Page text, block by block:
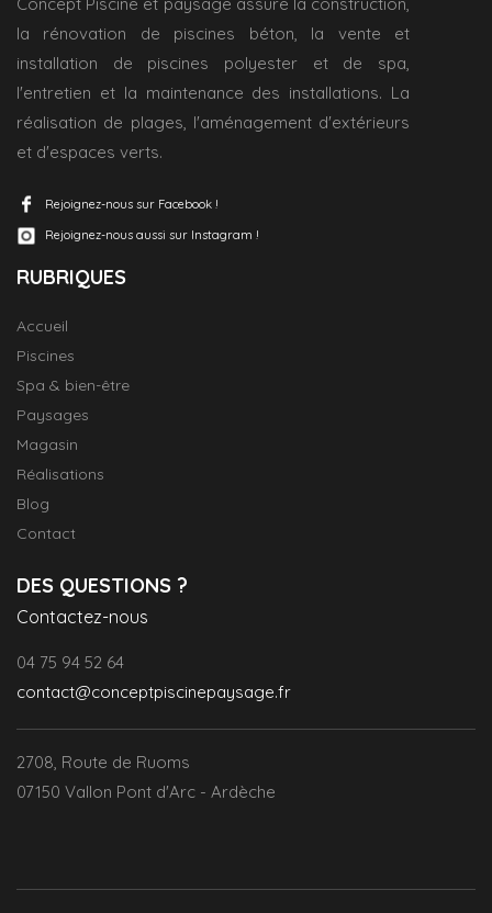
la rénovation de piscines béton, la vente et
installation de piscines polyester et de spa,
l'entretien et la maintenance des installations. La
réalisation de plages, l'aménagement d'extérieurs
et d'espaces verts.
Rejoignez-nous sur Facebook !
Rejoignez-nous aussi sur Instagram !
RUBRIQUES
Accueil
Piscines
Spa & bien-être
Paysages
Magasin
Réalisations
Blog
Contact
DES QUESTIONS ?
Contactez-nous
04 75 94 52 64
contact@conceptpiscinepaysage.fr
2708, Route de Ruoms
07150 Vallon Pont d'Arc - Ardèche